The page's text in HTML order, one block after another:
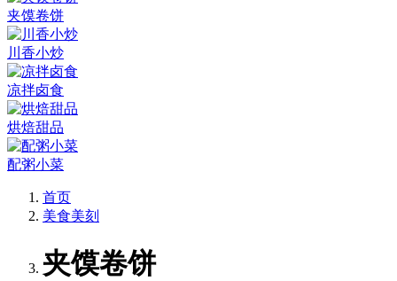
夹馍卷饼
川香小炒
凉拌卤食
烘焙甜品
配粥小菜
首页
美食美刻
夹馍卷饼